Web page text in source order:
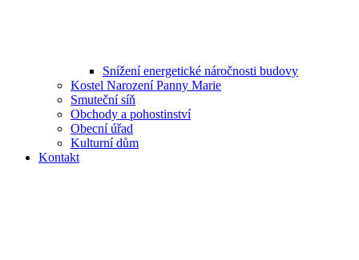
Snížení energetické náročnosti budovy
Kostel Narození Panny Marie
Smuteční síň
Obchody a pohostinství
Obecní úřad
Kulturní dům
Kontakt